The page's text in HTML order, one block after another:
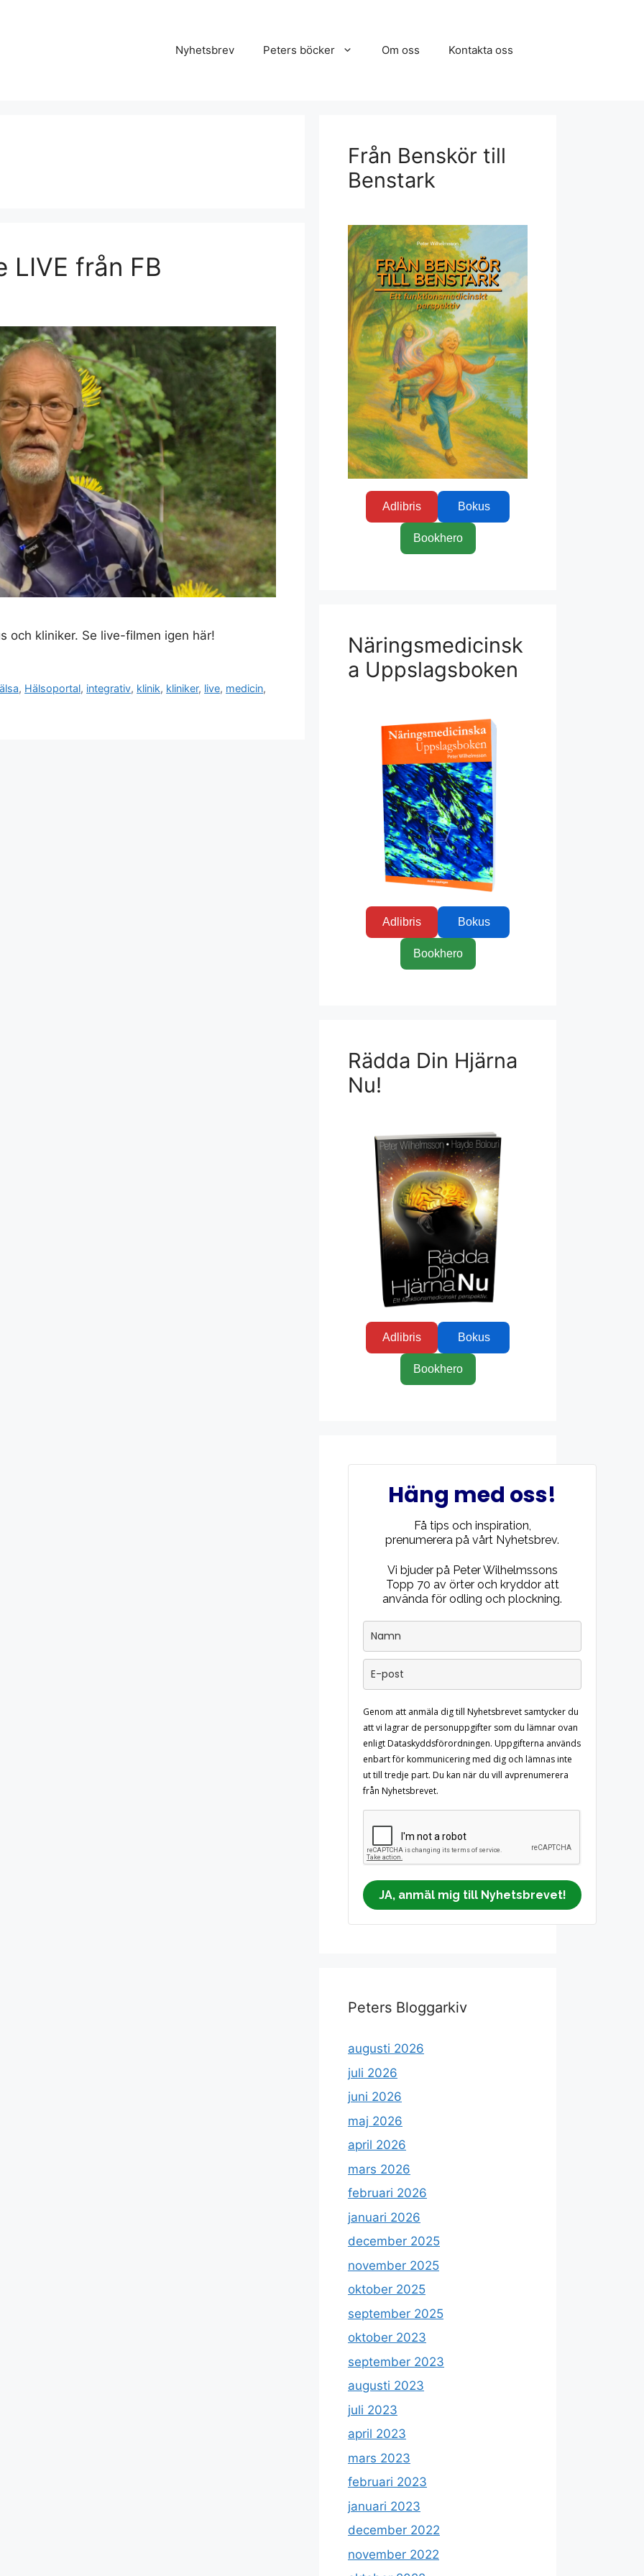
Nyhetsbrev Peters böcker Om oss Kontakta oss
LIVE från FB
och kliniker. Se live-filmen igen här!
, Hälsoportal, integrativ, klinik, kliniker, live, medicin,
Från Benskör till
Benstark
Adlibris Bokus
Bookhero
Näringsmedicinsk
a Uppslagsboken
Adlibris Bokus
Bookhero
Rädda Din Hjärna
Nu!
Adlibris Bokus
Bookhero
Häng med oss!
Få tips och inspiration,
prenumerera på vårt Nyhetsbrev.
Vi bjuder på Peter Wilhelmssons
Topp 70 av örter och kryddor att
använda för odling och plockning.
Genom att anmäla dig till Nyhetsbrevet samtycker du
att vi lagrar de personuppgifter som du lämnar ovan
enligt Dataskyddsförordningen. Uppgifterna används
enbart för kommunicering med dig och lämnas inte
ut till tredje part. Du kan när du vill avprenumerera
från Nyhetsbrevet.
JA, anmäl mig till Nyhetsbrevet!
Peters Bloggarkiv
augusti 2026
juli 2026
juni 2026
maj 2026
april 2026
mars 2026
februari 2026
januari 2026
december 2025
november 2025
oktober 2025
september 2025
oktober 2023
september 2023
augusti 2023
juli 2023
april 2023
mars 2023
februari 2023
januari 2023
december 2022
november 2022